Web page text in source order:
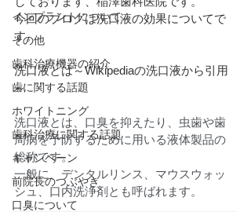
インプラントについて
その他
歯科治療機器の紹介
歯に関する話題
ホワイトニング
歯科治療に関する話題
キャンペーン
前院長のつぶやき
口臭について
今回のブログは洗口液の効果についてで
す。
洗口液とは～Wikipediaの洗口液から引用
～
洗口液とは、口臭を抑えたり、虫歯や歯
周病を予防するために用いる液体製品の
総称です。
一般に、デンタルリンス、マウスウォッ
シュ、口内洗浄剤とも呼ばれます。